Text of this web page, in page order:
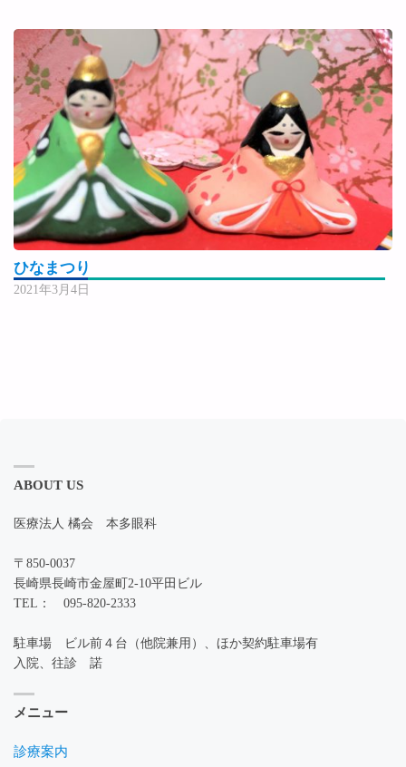
ひなまつり
2021年3月4日
ABOUT US
医療法人 橘会 本多眼科
〒850-0037
長崎県長崎市金屋町2-10平田ビル
TEL： 095-820-2333
駐車場 ビル前４台（他院兼用）、ほか契約駐車場有
入院、往診 諾
メニュー
診療案内